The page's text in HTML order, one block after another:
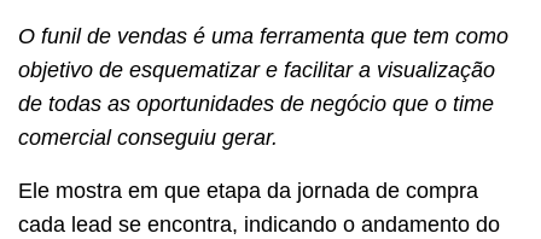
O funil de vendas é uma ferramenta que tem como
objetivo de esquematizar e facilitar a visualização
de todas as oportunidades de negócio que o time
comercial conseguiu gerar.
Ele mostra em que etapa da jornada de compra
cada lead se encontra, indicando o andamento do